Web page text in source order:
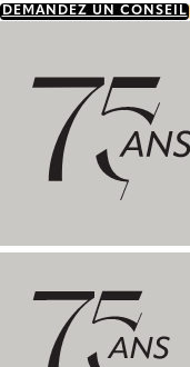
DEMANDEZ UN CONSEIL